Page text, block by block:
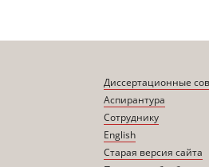
Диссертационные
Аспирантура
Сотруднику
English
Старая версия сайта